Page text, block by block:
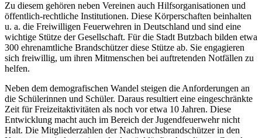
Zu diesem gehören neben Vereinen auch Hilfsorganisationen und
öffentlich-rechtliche Institutionen. Diese Körperschaften beinhalten
u. a. die Freiwilligen Feuerwehren in Deutschland und sind eine
wichtige Stütze der Gesellschaft. Für die Stadt Butzbach bilden etwa
300 ehrenamtliche Brandschützer diese Stütze ab. Sie engagieren
sich freiwillig, um ihren Mitmenschen bei auftretenden Notfällen zu
helfen.
Neben dem demografischen Wandel steigen die Anforderungen an
die Schülerinnen und Schüler. Daraus resultiert eine eingeschränkte
Zeit für Freizeitaktivitäten als noch vor etwa 10 Jahren. Diese
Entwicklung macht auch im Bereich der Jugendfeuerwehr nicht
Halt. Die Mitgliederzahlen der Nachwuchsbrandschützer in den